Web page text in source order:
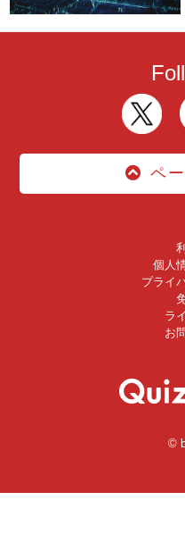
ペ
個人
プライ
ラ
お
©